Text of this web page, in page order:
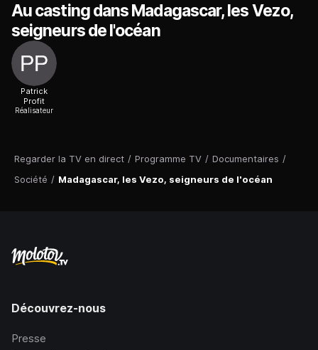
Regarder la TV en direct / Programme TV / Documentaires /
Société / Madagascar, les Vezo, seigneurs de l'océan
Au casting dans Madagascar, les Vezo,
seigneurs de l'océan
Patrick
Profit
Réalisateur
Découvrez-nous
Presse